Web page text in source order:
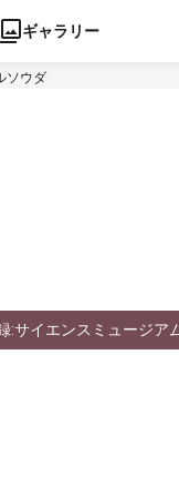
ギャラリー
ソウダ
:サイエンスミュージア